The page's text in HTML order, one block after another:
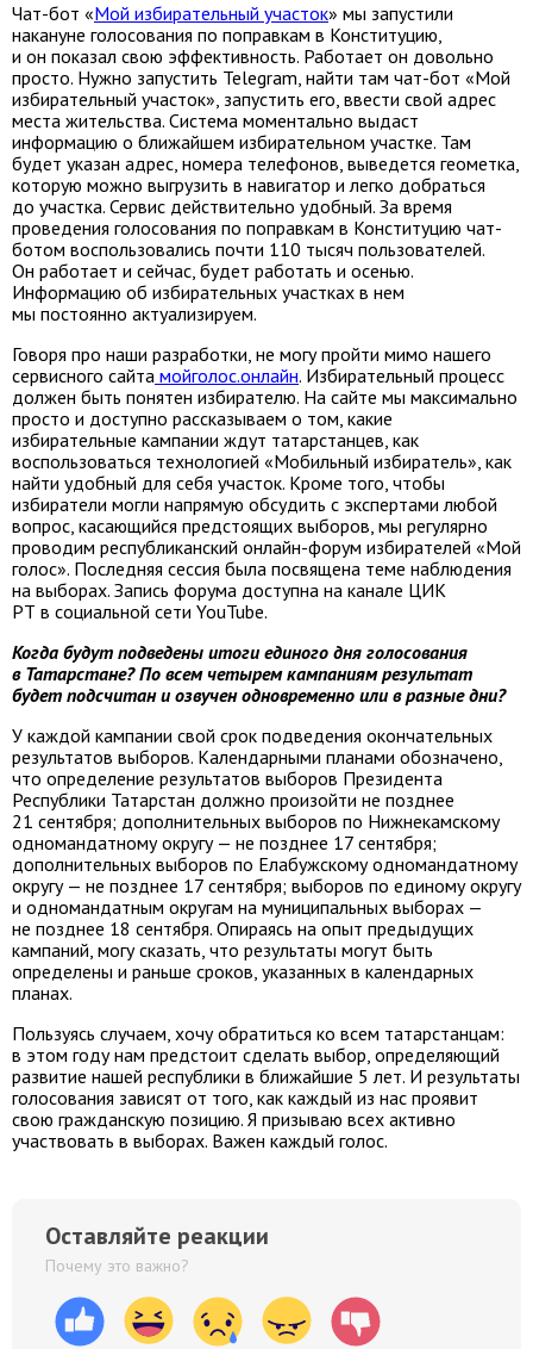
Чат-бот «Мой избирательный участок» мы запустили
накануне голосования по поправкам в Конституцию,
и он показал свою эффективность. Работает он довольно
просто. Нужно запустить Telegram, найти там чат-бот «Мой
избирательный участок», запустить его, ввести свой адрес
места жительства. Система моментально выдаст
информацию о ближайшем избирательном участке. Там
будет указан адрес, номера телефонов, выведется геометка,
которую можно выгрузить в навигатор и легко добраться
до участка. Сервис действительно удобный. За время
проведения голосования по поправкам в Конституцию чат-
ботом воспользовались почти 110 тысяч пользователей.
Он работает и сейчас, будет работать и осенью.
Информацию об избирательных участках в нем
мы постоянно актуализируем.
Говоря про наши разработки, не могу пройти мимо нашего
сервисного сайта мойголос.онлайн. Избирательный процесс
должен быть понятен избирателю. На сайте мы максимально
просто и доступно рассказываем о том, какие
избирательные кампании ждут татарстанцев, как
воспользоваться технологией «Мобильный избиратель», как
найти удобный для себя участок. Кроме того, чтобы
избиратели могли напрямую обсудить с экспертами любой
вопрос, касающийся предстоящих выборов, мы регулярно
проводим республиканский онлайн-форум избирателей «Мой
голос». Последняя сессия была посвящена теме наблюдения
на выборах. Запись форума доступна на канале ЦИК
РТ в социальной сети YouTube.
Когда будут подведены итоги единого дня голосования
в Татарстане? По всем четырем кампаниям результат
будет подсчитан и озвучен одновременно или в разные дни?
У каждой кампании свой срок подведения окончательных
результатов выборов. Календарными планами обозначено,
что определение результатов выборов Президента
Республики Татарстан должно произойти не позднее
21 сентября; дополнительных выборов по Нижнекамскому
одномандатному округу — не позднее 17 сентября;
дополнительных выборов по Елабужскому одномандатному
округу — не позднее 17 сентября; выборов по единому округу
и одномандатным округам на муниципальных выборах —
не позднее 18 сентября. Опираясь на опыт предыдущих
кампаний, могу сказать, что результаты могут быть
определены и раньше сроков, указанных в календарных
планах.
Пользуясь случаем, хочу обратиться ко всем татарстанцам:
в этом году нам предстоит сделать выбор, определяющий
развитие нашей республики в ближайшие 5 лет. И результаты
голосования зависят от того, как каждый из нас проявит
свою гражданскую позицию. Я призываю всех активно
участвовать в выборах. Важен каждый голос.
Оставляйте реакции
Почему это важно?